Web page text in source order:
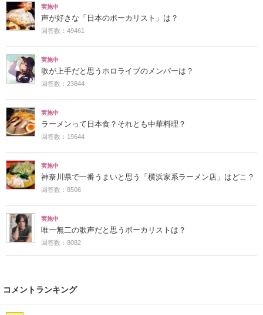
実施中
声が好きな「日本のボーカリスト」は？
回答数：49461
実施中
歌が上手だと思うホロライブのメンバーは？
回答数：23844
実施中
ラーメンって日本食？それとも中華料理？
回答数：19644
実施中
神奈川県で一番うまいと思う「横浜家系ラーメン店」はどこ？
回答数：8506
実施中
唯一無二の歌声だと思うボーカリストは？
回答数：8082
コメントランキング